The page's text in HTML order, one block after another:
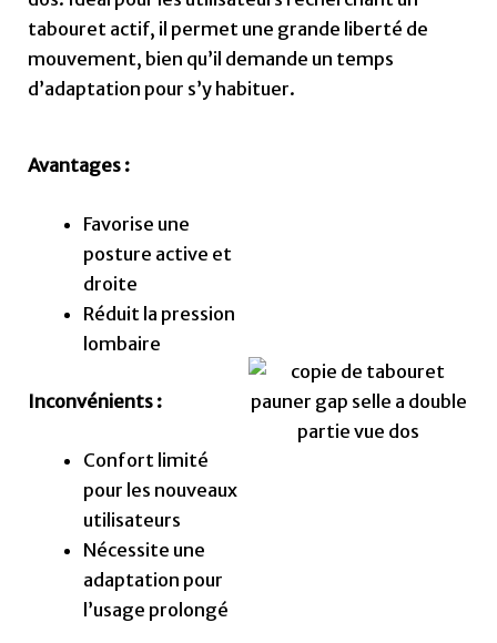
tabouret actif, il permet une grande liberté de
mouvement, bien qu’il demande un temps
d’adaptation pour s’y habituer.
Avantages :
Favorise une
posture active et
droite
Réduit la pression
lombaire
Inconvénients :
Confort limité
pour les nouveaux
utilisateurs
Nécessite une
adaptation pour
l’usage prolongé